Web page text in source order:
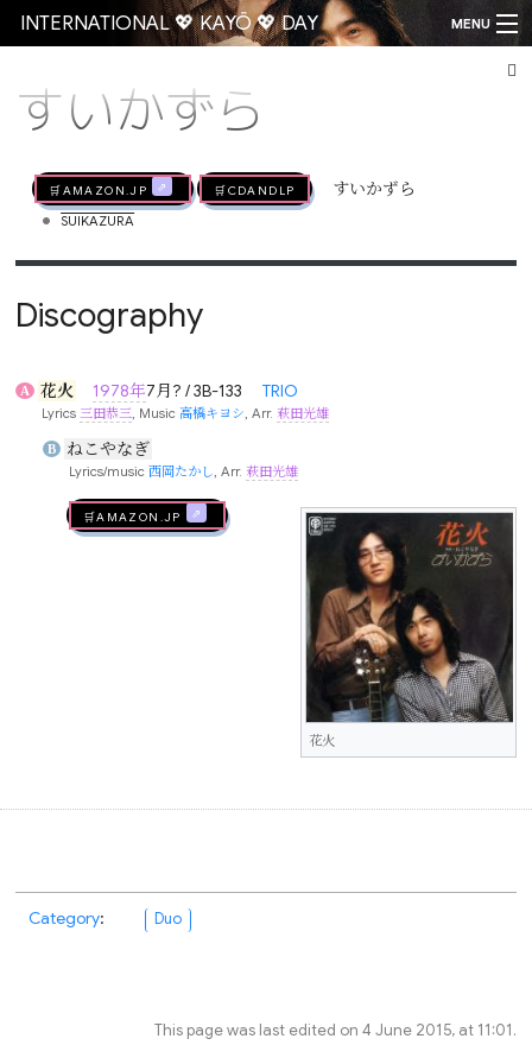
INTERNATIONAL 💖 KAYŌ 💖 DAY MENU
すいかずら
🛒AMAZON.jp 🛒CDandLP すいかずら
• SUIKAZURA
Discography
A 花火 1978年7月? / 3B-133 TRIO
Lyrics 三田恭三 , Music高橋キヨシ , Arr. 萩田光雄
B ねこやなぎ
Lyrics/music 西岡たかし, Arr. 萩田光雄
花火
🛒AMAZON.jp
Category: Duo
This page was last edited on 4 June 2015, at 11:01.